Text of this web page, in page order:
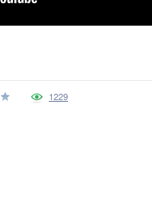
1229